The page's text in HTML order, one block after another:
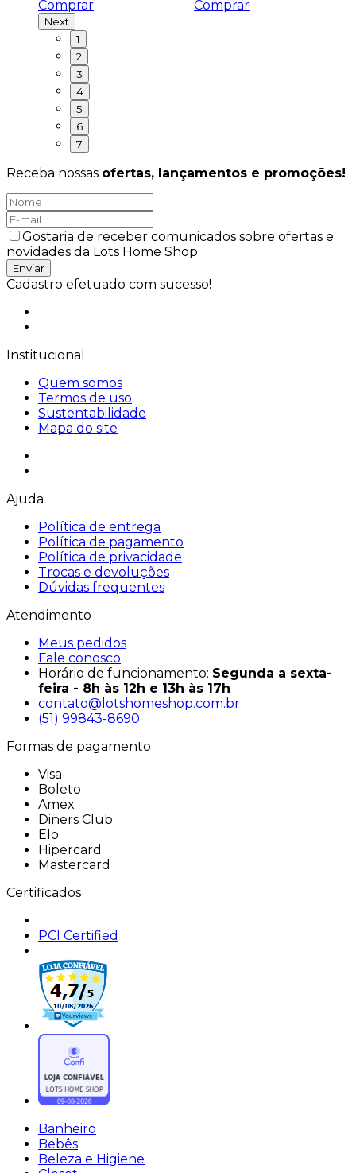
Comprar Comprar
Next
1
2
3
4
5
6
7
Receba nossas ofertas, lançamentos e promoções!
Gostaria de receber comunicados sobre ofertas e
novidades da Lots Home Shop.
Enviar
Cadastro efetuado com sucesso!
Institucional
Quem somos
Termos de uso
Sustentabilidade
Mapa do site
Ajuda
Política de entrega
Política de pagamento
Política de privacidade
Trocas e devoluções
Dúvidas frequentes
Atendimento
Meus pedidos
Fale conosco
Horário de funcionamento: Segunda a sexta-
feira - 8h às 12h e 13h às 17h
contato@lotshomeshop.com.br
(51) 99843-8690
Formas de pagamento
Visa
Boleto
Amex
Diners Club
Elo
Hipercard
Mastercard
Certificados
PCI Certified
Banheiro
Bebês
Beleza e Higiene